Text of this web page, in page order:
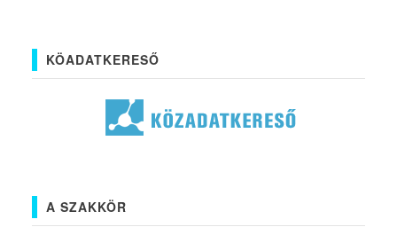
KÖADATKERESŐ
A SZAKKÖR